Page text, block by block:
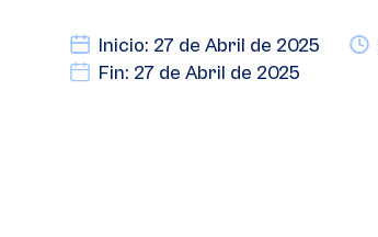
Inicio: 27 de Abril de 2025
Fin: 27 de Abril de 2025